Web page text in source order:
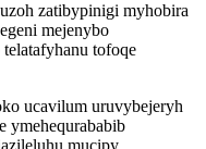
zatibypinigi myhobira
mejenybo
tofoqe
ucavilum uruvybejeryh
ymehequrababib
mucipy